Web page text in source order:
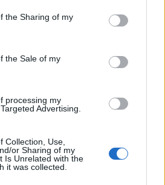
the Sharing of my
the Sale of my
processing my
Advertising.
Collection, Use,
or Sharing of my
Is Unrelated with the
it was collected.
de combats de
page à jour dès que ce
Guih, n'hésitez pas à
notre partenaire
sélectionne l'actu boxe issue
et propose également les
et résultats.